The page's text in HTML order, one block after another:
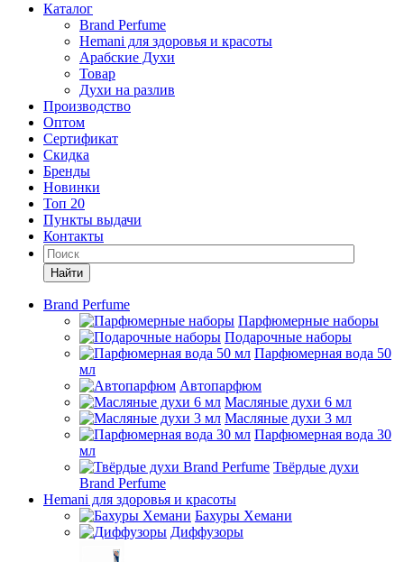
Каталог
Brand Perfume
Hemani для здоровья и красоты
Арабские Духи
Товар
Духи на разлив
Производство
Оптом
Сертификат
Скидка
Бренды
Новинки
Топ 20
Пункты выдачи
Контакты
Найти
Brand Perfume
Парфюмерные наборы
Подарочные наборы
Парфюмерная вода 50
мл
Автопарфюм
Масляные духи 6 мл
Масляные духи 3 мл
Парфюмерная вода 30
мл
Твёрдые духи
Brand Perfume
Hemani для здоровья и красоты
Бахуры Хемани
Диффузоры